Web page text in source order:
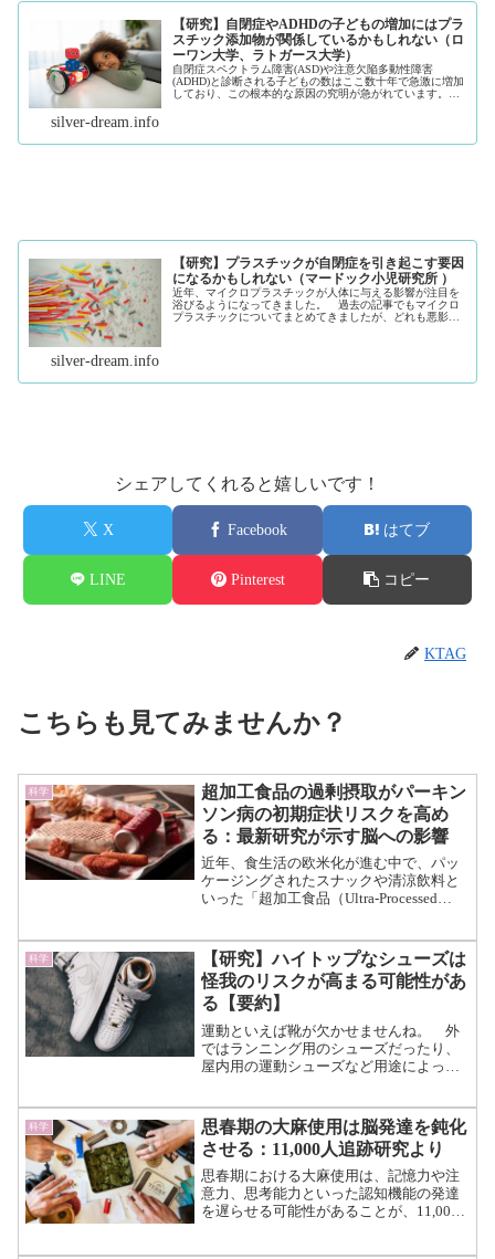
【研究】自閉症やADHDの子どもの増加にはプラ
スチック添加物が関係しているかもしれない（ロ
ーワン大学、ラトガース大学）
自閉症スペクトラム障害(ASD)や注意欠陥多動性障害
(ADHD)と診断される子どもの数はここ数十年で急激に増加
しており、この根本的な原因の究明が急がれています。
silver-dream.info
【研究】プラスチックが自閉症を引き起こす要因
になるかもしれない（マードック小児研究所 ）
近年、マイクロプラスチックが人体に与える影響が注目を
浴びるようになってきました。 過去の記事でもマイクロ
プラスチックについてまとめてきましたが、どれも悪影響
silver-dream.info
シェアしてくれると嬉しいです！
X Facebook はてブ
LINE Pinterest コピー
KTAG
こちらも見てみませんか？
科学
超加工食品の過剰摂取がパーキン
ソン病の初期症状リスクを高め
る：最新研究が示す脳への影響
近年、食生活の欧米化が進む中で、パッ
ケージングされたスナックや清涼飲料と
いった「超加工食品（Ultra-Processed
回、新たに発表された研究によって、こ
うし...（続きを読む）
科学
【研究】ハイトップなシューズは
怪我のリスクが高まる可能性があ
る【要約】
運動といえば靴が欠かせませんね。 外
ではランニング用のシューズだったり、
屋内用の運動シューズなど用途によって
その時々のトレンドによって人気なもの
があります。 最近のトレ...（続きを読
む）
科学
思春期の大麻使用は脳発達を鈍化
させる：11,000人追跡研究より
思春期における大麻使用は、記憶力や注
意力、思考能力といった認知機能の発達
を遅らせる可能性があることが、11,000